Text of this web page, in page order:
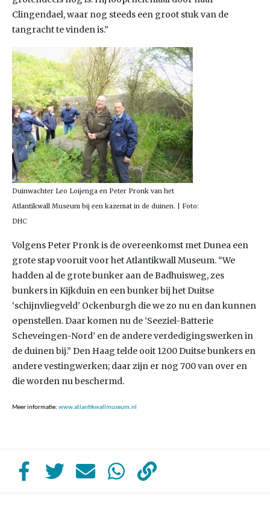
Clingendael, waar nog steeds een groot stuk van de
tangracht te vinden is.”
Duinwachter Leo Loijenga en Peter Pronk van het
Atlantikwall Museum bij een kazemat in de duinen. | Foto:
DHC
Volgens Peter Pronk is de overeenkomst met Dunea een
grote stap vooruit voor het Atlantikwall Museum. “We
hadden al de grote bunker aan de Badhuisweg, zes
bunkers in Kijkduin en een bunker bij het Duitse
‘schijnvliegveld’ Ockenburgh die we zo nu en dan kunnen
openstellen. Daar komen nu de ‘Seeziel-Batterie
Scheveingen-Nord’ en de andere verdedigingswerken in
de duinen bij.” Den Haag telde ooit 1200 Duitse bunkers en
andere vestingwerken; daar zijn er nog 700 van over en
die worden nu beschermd.
Meer informatie: www.atlantikwallmuseum.nl